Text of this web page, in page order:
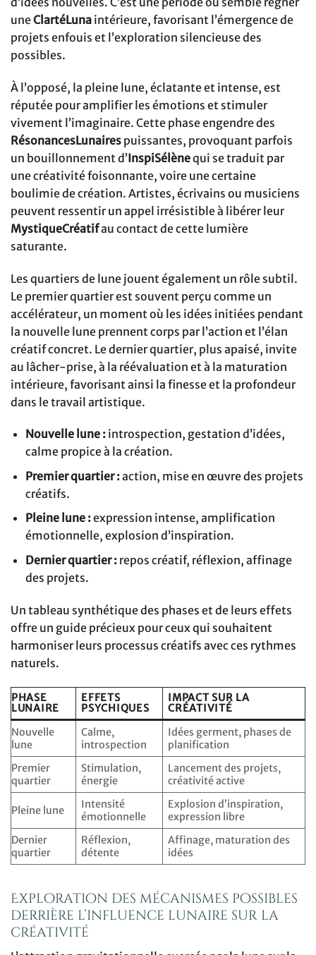
uneClartéLuna intérieure, favorisant l’émergence de
projets enfouis et l’exploration silencieuse des
possibles.
À l’opposé, la pleine lune, éclatante et intense, est
réputée pour amplifier les émotions et stimuler
vivement l’imaginaire. Cette phase engendre des
RésonancesLunaires puissantes, provoquant parfois
un bouillonnement d’InspiSélènequi se traduit par
une créativité foisonnante, voire une certaine
boulimie de création. Artistes, écrivains ou musiciens
peuvent ressentir un appel irrésistible à libérer leur
MystiqueCréatifau contact de cette lumière
saturante.
Les quartiers de lune jouent également un rôle subtil.
Le premier quartier est souvent perçu comme un
accélérateur, un moment où les idées initiées pendant
la nouvelle lune prennent corps par l’action et l’élan
créatif concret. Le dernier quartier, plus apaisé, invite
au lâcher-prise, à la réévaluation et à la maturation
intérieure, favorisant ainsi la finesse et la profondeur
dans le travail artistique.
Nouvelle lune :introspection, gestation d’idées,
calme propice à la création.
Premier quartier :action, mise en œuvre des projets
créatifs.
Pleine lune :expression intense, amplification
émotionnelle, explosion d’inspiration.
Dernier quartier :repos créatif, réflexion, affinage
des projets.
Un tableau synthétique des phases et de leurs effets
offre un guide précieux pour ceux qui souhaitent
harmoniser leurs processus créatifs avec ces rythmes
naturels.
PHASE
LUNAIRE
EFFETS
PSYCHIQUES
IMPACT SUR LA
CRÉATIVITÉ
Nouvelle
lune
Calme,
introspection
Idées germent, phases de
planification
Premier
quartier
Stimulation,
énergie
Lancement des projets,
créativité active
Pleine lune
Intensité
émotionnelle
Explosion d’inspiration,
expression libre
Dernier
quartier
Réflexion,
détente
Affinage, maturation des
idées
Exploration des mécanismes possibles
derrière l’influence lunaire sur la
créativité